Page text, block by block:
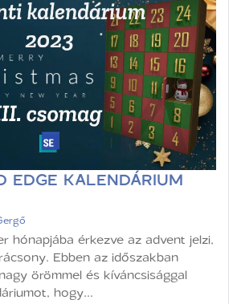
EDGE KALENDÁRIUM
hónapjába érkezve az advent jelzi,
Ebben az időszakban
örömmel és kíváncsisággal
hogy...